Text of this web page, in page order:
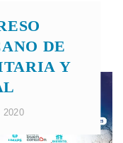
DE
Y
2020